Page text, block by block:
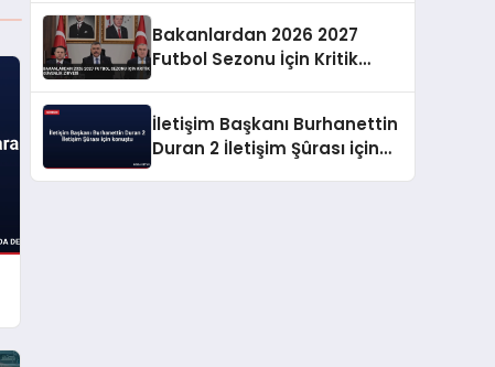
Bakanlardan 2026 2027
Futbol Sezonu İçin Kritik
İletişim Başkanı Burhanettin
Duran 2 İletişim Şûrası için